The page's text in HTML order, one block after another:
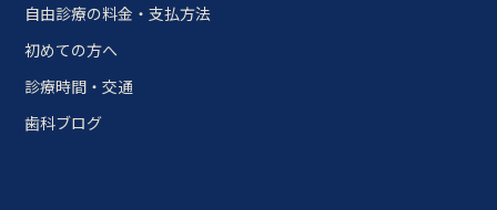
自由診療の料金・支払方法
初めての方へ
診療時間・交通
歯科ブログ